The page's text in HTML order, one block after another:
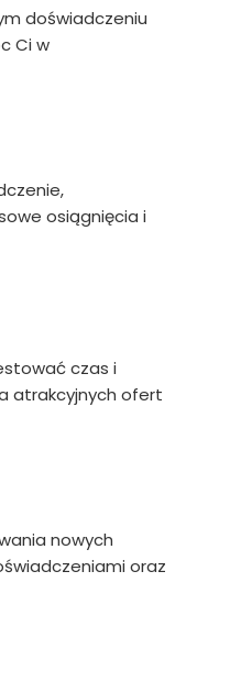
doświadczeniu
Ci w
osiągnięcia i
czas i
atrakcyjnych ofert
nowych
oraz